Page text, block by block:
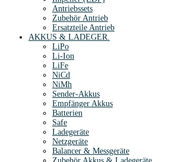
Antriebssets
Zubehör Antrieb
Ersatzteile Antrieb
AKKUS & LADEGER.
LiPo
Li-Ion
LiFe
NiCd
NiMh
Sender-Akkus
Empfänger Akkus
Batterien
Safe
Ladegeräte
Netzgeräte
Balancer & Messgeräte